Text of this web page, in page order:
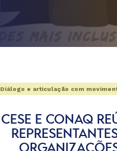
Diálogo e articulação com
CESE E CONAQ